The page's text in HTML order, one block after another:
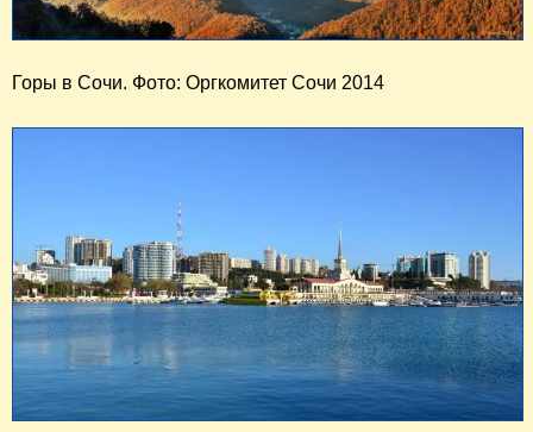
Горы в Сочи. Фото: Оргкомитет Сочи 2014